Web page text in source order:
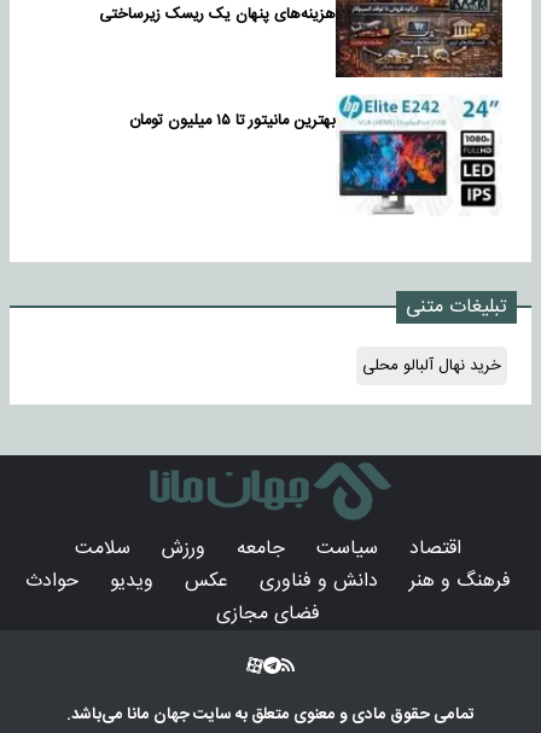
هزینه‌های پنهان یک ریسک زیرساختی
بهترین مانیتور تا ۱۵ میلیون تومان
تبلیغات متنی
خرید نهال آلبالو محلی
اقتصاد سیاست جامعه ورزش
سلامت
فرهنگ و هنر
دانش و فناوری عکس ویدیو
حوادث
فضای مجازی
تمامی حقوق مادی و معنوی متعلق به سایتجهان مانامی‌باشد.